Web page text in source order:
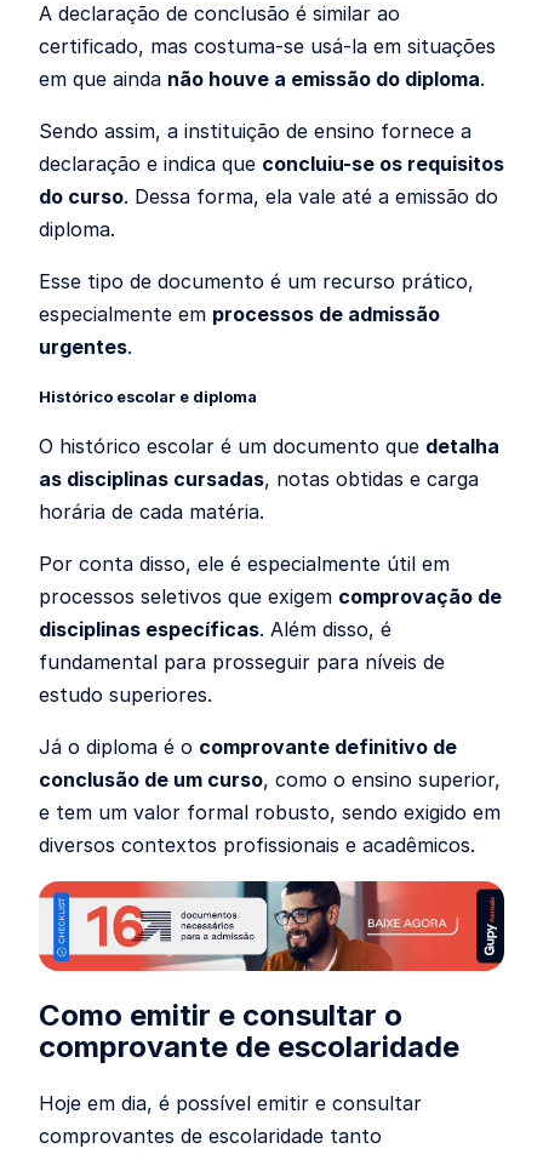
A declaração de conclusão é similar ao
certificado, mas costuma-se usá-la em situações
em que ainda não houve a emissão do diploma.
Sendo assim, a instituição de ensino fornece a
declaração e indica que concluiu-se os requisitos
do curso. Dessa forma, ela vale até a emissão do
diploma.
Esse tipo de documento é um recurso prático,
especialmente em processos de admissão
urgentes.
Histórico escolar e diploma
O histórico escolar é um documento que detalha
as disciplinas cursadas, notas obtidas e carga
horária de cada matéria.
Por conta disso, ele é especialmente útil em
processos seletivos que exigem comprovação de
disciplinas específicas. Além disso, é
fundamental para prosseguir para níveis de
estudo superiores.
Já o diploma é o comprovante definitivo de
conclusão de um curso, como o ensino superior,
e tem um valor formal robusto, sendo exigido em
diversos contextos profissionais e acadêmicos.
Como emitir e consultar o
comprovante de escolaridade
Hoje em dia, é possível emitir e consultar
comprovantes de escolaridade tanto